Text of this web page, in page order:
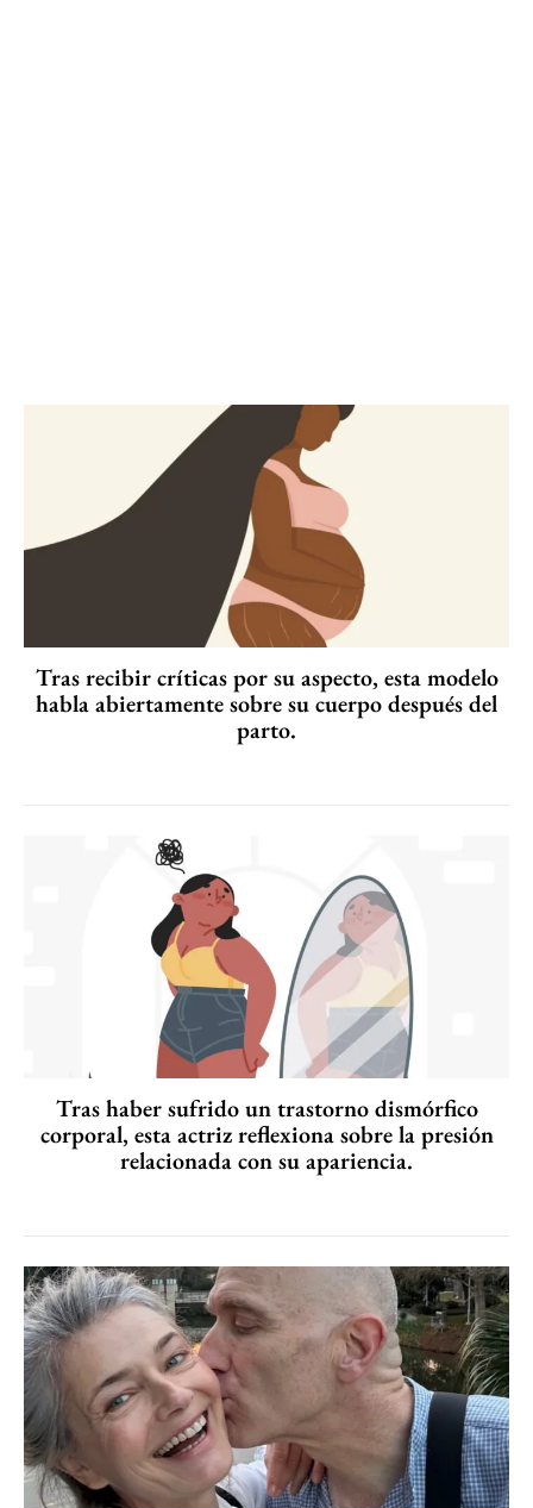
Tras recibir críticas por su aspecto, esta modelo
habla abiertamente sobre su cuerpo después del
parto.
Tras haber sufrido un trastorno dismórfico
corporal, esta actriz reflexiona sobre la presión
relacionada con su apariencia.